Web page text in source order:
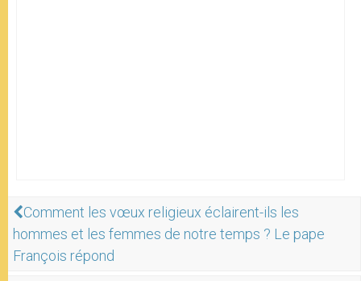
Comment les vœux religieux éclairent-ils les
hommes et les femmes de notre temps ? Le pape
François répond